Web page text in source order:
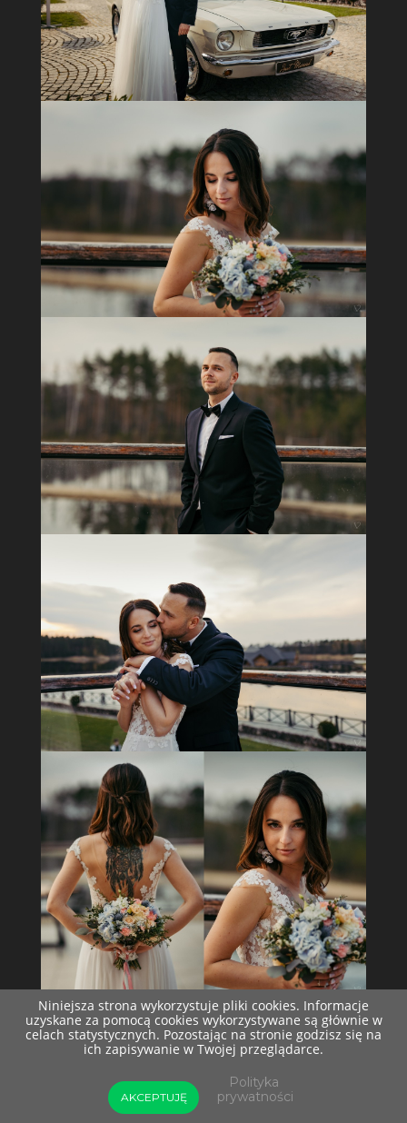
Niniejsza strona wykorzystuje pliki cookies. Informacje
uzyskane za pomocą cookies wykorzystywane są głównie w
celach statystycznych. Pozostając na stronie godzisz się na
ich zapisywanie w Twojej przeglądarce.
AKCEPTUJĘ
Polityka
prywatności